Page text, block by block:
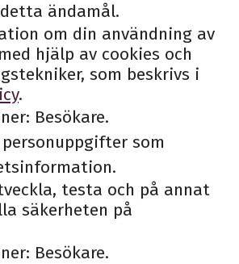
ändamål.
om din användning av
hjälp av cookies och
som beskrivs i
.
Besökare.
som
testa och på annat
säkerheten på
Besökare.